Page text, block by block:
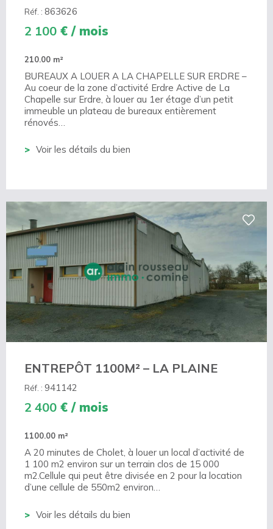
Réf. : 863626
2 100 € / mois
210.00 m²
BUREAUX A LOUER A LA CHAPELLE SUR ERDRE –
Au coeur de la zone d’activité Erdre Active de La
Chapelle sur Erdre, à louer au 1er étage d’un petit
immeuble un plateau de bureaux entièrement
rénovés…
Voir les détails du bien
ENTREPÔT 1100M² – LA PLAINE
Réf. : 941142
2 400 € / mois
1100.00 m²
A 20 minutes de Cholet, à louer un local d’activité de
1 100 m2 environ sur un terrain clos de 15 000
m2.Cellule qui peut être divisée en 2 pour la location
d’une cellule de 550m2 environ…
Voir les détails du bien